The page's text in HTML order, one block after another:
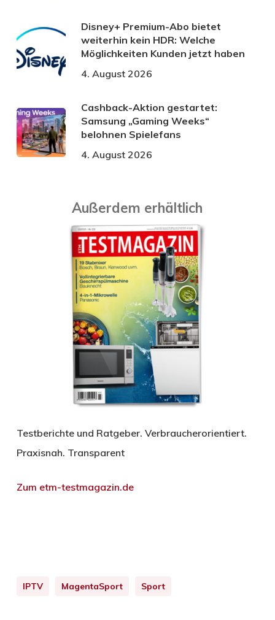
Disney+ Premium-Abo bietet
weiterhin kein HDR: Welche
Möglichkeiten Kunden jetzt haben
4. August 2026
Cashback-Aktion gestartet:
Samsung „Gaming Weeks“
belohnen Spielefans
4. August 2026
Außerdem erhältlich
Testberichte und Ratgeber. Verbraucherorientiert.
Praxisnah. Transparent
Zum etm-testmagazin.de
IPTV MagentaSport Sport